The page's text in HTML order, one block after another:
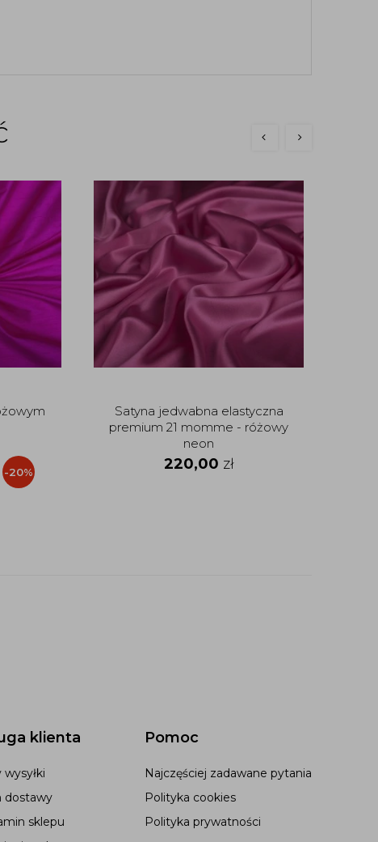
-20%
Satyna jedwabna elastyczna
premium 21 momme - różowy
neon
220,00 zł
klienta
wysyłki
dostawy
sklepu
Pomoc
Najczęściej zadawane pytania
Polityka cookies
Polityka prywatności